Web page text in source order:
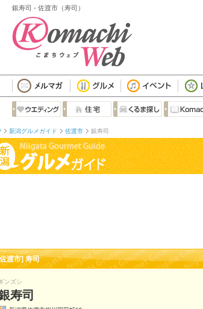
銀寿司 - 佐渡市（寿司）
新潟グルメガイド 佐渡市 銀寿司
渡市] 寿司
ンズシ
寿司